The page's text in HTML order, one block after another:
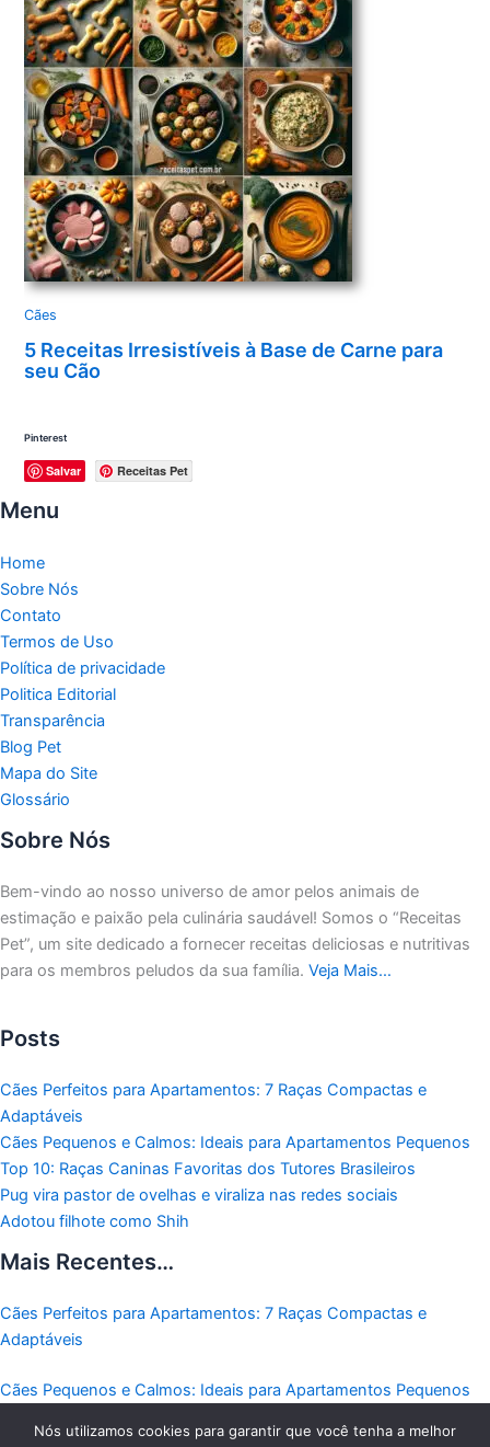
Cães
5 Receitas Irresistíveis à Base de Carne para
seu Cão
Pinterest
Salvar Receitas Pet
Menu
Home
Sobre Nós
Contato
Termos de Uso
Política de privacidade
Politica Editorial
Transparência
Blog Pet
Mapa do Site
Glossário
Sobre Nós
Bem-vindo ao nosso universo de amor pelos animais de
estimação e paixão pela culinária saudável! Somos o “Receitas
Pet”, um site dedicado a fornecer receitas deliciosas e nutritivas
para os membros peludos da sua família. Veja Mais…
Posts
Cães Perfeitos para Apartamentos: 7 Raças Compactas e
Adaptáveis
Cães Pequenos e Calmos: Ideais para Apartamentos Pequenos
Top 10: Raças Caninas Favoritas dos Tutores Brasileiros
Pug vira pastor de ovelhas e viraliza nas redes sociais
Adotou filhote como Shih
Mais Recentes…
Cães Perfeitos para Apartamentos: 7 Raças Compactas e
Adaptáveis
Cães Pequenos e Calmos: Ideais para Apartamentos Pequenos
Top 10: Raças Caninas Favoritas dos Tutores Brasileiros
Nós utilizamos cookies para garantir que você tenha a melhor